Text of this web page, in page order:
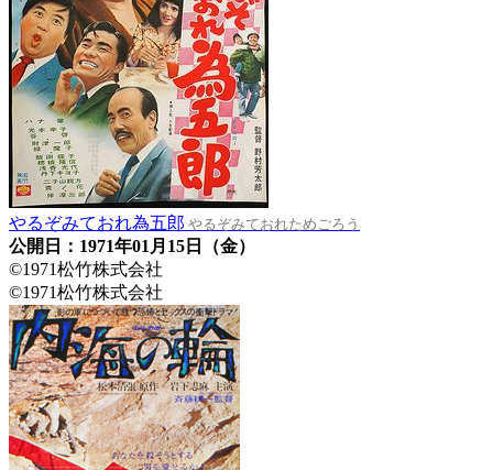
やるぞみておれ為五郎 やるぞみておれためごろう
公開日：1971年01月15日（金）
©1971松竹株式会社
©1971松竹株式会社